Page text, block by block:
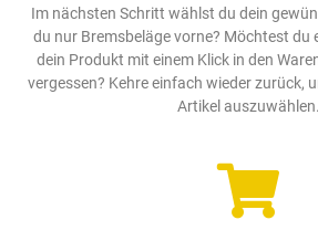
Im nächsten Schritt wählst du dein
du nur Bremsbeläge vorne? Möchtest du
dein Produkt mit einem Klick in den
vergessen? Kehre einfach wieder zurück,
Artikel auszuwählen.